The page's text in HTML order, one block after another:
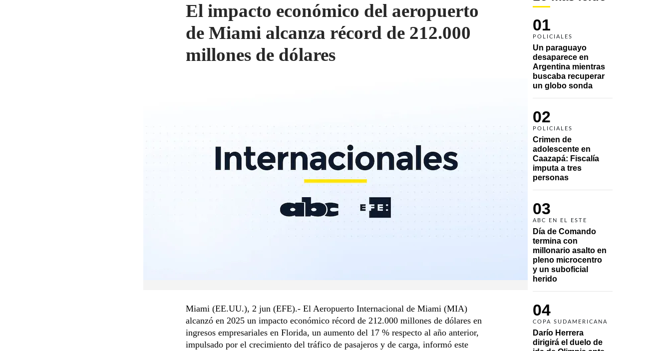
01
POLICIALES
Un paraguayo
desaparece en
Argentina mientras
buscaba recuperar
un globo sonda
02
POLICIALES
Crimen de
adolescente en
Caazapá: Fiscalía
imputa a tres
personas
03
ABC EN EL ESTE
Día de Comando
termina con
millonario asalto en
pleno microcentro
y un suboficial
herido
04
COPA SUDAMERICANA
Darío Herrera
dirigirá el duelo de
El impacto económico del aeropuerto
de Miami alcanza récord de 212.000
millones de dólares
Miami (EE.UU.), 2 jun (EFE).- El Aeropuerto Internacional de Miami (MIA)
alcanzó en 2025 un impacto económico récord de 212.000 millones de dólares en
ingresos empresariales en Florida, un aumento del 17 % respecto al año anterior,
impulsado por el crecimiento del tráfico de pasajeros y de carga, informó este